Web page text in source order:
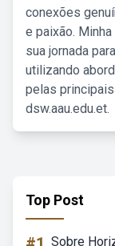
conexões
e paixão.
sua jornada
utilizando
pelas
dsw.aau.edu.et.
Top Post
Sobre